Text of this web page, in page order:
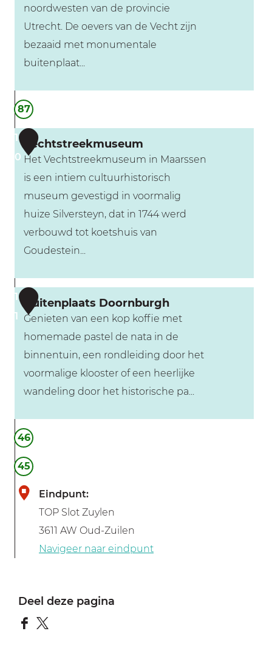
i
so
o
t
v
e
r
d
e
V
e
c
h
t
noordwesten van de provincie
Utrecht. De oevers van de Vecht zijn
bezaaid met monumentale
buitenplaat...
B
r
u
k
l
n
87
1
0
Vechtstreekmuseum
Het Vechtstreekmuseum in Maarssen
is een intiem cultuurhistorisch
museum gevestigd in voormalig
huize Silversteyn, dat in 1744 werd
verbouwd tot koetshuis van
Goudestein...
V
c
h
t
s
t
e
e
k
m
1
1
Buitenplaats Doornburgh
Genieten van een kop koffie met
homemade pastel de nata in de
binnentuin, een rondleiding door het
voormalige klooster of een heerlijke
wandeling door het historische pa...
B
u
i
e
s
46
45
Eindpunt:
TOP Slot Zuylen
3611 AW Oud-Zuilen
Navigeer naar eindpunt
Deel deze pagina
D
D